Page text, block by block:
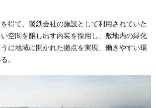
得て、製鉄会社の施設として利用されていた
空間を醸し出す内装を採用し、敷地内の緑化
に地域に開かれた拠点を実現、働きやすい環
。